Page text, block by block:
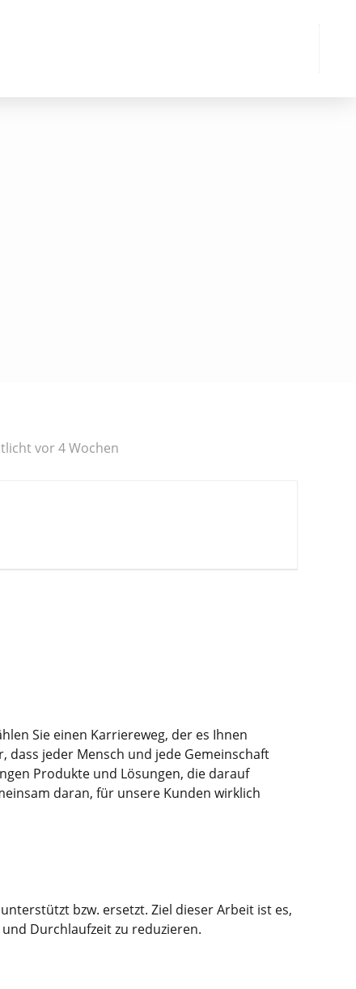
vor 4 Wochen
Sie einen Karriereweg, der es Ihnen
jeder Mensch und jede Gemeinschaft
Produkte und Lösungen, die darauf
daran, für unsere Kunden wirklich
bzw. ersetzt. Ziel dieser Arbeit ist es,
Durchlaufzeit zu reduzieren.